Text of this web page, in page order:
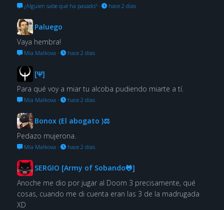
¿Alguien sabe qué ha pasado?· hace 2 días
Paluego
Vaya hembra!
Mia Malkova · hace 2 días
[Ψ]
Para qué voy a miar tu alcoba pudiendo miarte a tí.
Mia Malkova · hace 2 días
Bonox (El abogato )⚖
Pedazo mujerona.
Mia Malkova · hace 2 días
SERGIO [Army of Sobando🐸]
Anoche me dio por jugar al Doom 3 precisamente, qué
cosas, cuando me di cuenta eran las 3 de la madrugada
XD